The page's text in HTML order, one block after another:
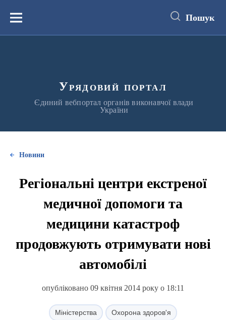
вмістуМеню Пошук
Урядовий портал
Єдиний вебпортал органів виконавчої влади
України
Новини
Регіональні центри екстреної
медичної допомоги та
медицини катастроф
продовжують отримувати нові
автомобілі
опубліковано 09 квітня 2014 року о 18:11
Міністерства Охорона здоров'я